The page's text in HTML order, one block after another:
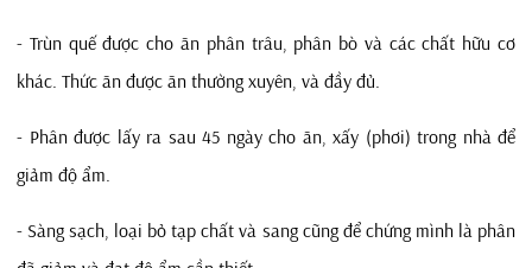
- Trùn quế được cho ăn phân trâu, phân bò và các chất hữu cơ
khác. Thức ăn được ăn thường xuyên, và đầy đủ.
- Phân được lấy ra sau 45 ngày cho ăn, xấy (phơi) trong nhà để
giảm độ ẩm.
- Sàng sạch, loại bỏ tạp chất và sang cũng để chứng mình là phân